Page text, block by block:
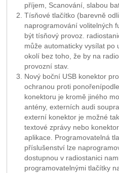
příjem, Scanování, slabou
Tísňové tlačítko (barevně
naprogramování volitelných
být tísňový provoz.
může automaticky vysílat po
okolí bez toho, že by na
provozní stav.
Nový boční USB konektor
ochranou proti
konektoru je kromě jiného
antény, externích audi
externí konektor je možné
textové zprávy nebo
aplikace. Programovatelná
příslušenství lze
dostupnou v radiostanici
programovatelnými tlačítky